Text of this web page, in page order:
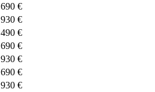
690 €
930 €
490 €
690 €
930 €
690 €
930 €